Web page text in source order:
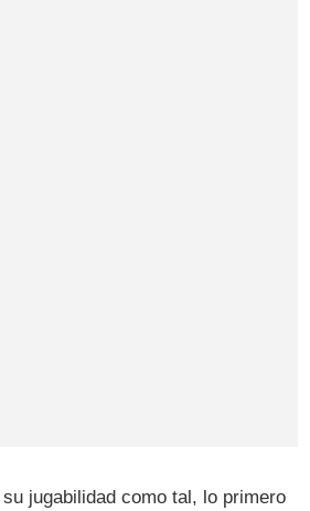
jugabilidad como tal, lo primero